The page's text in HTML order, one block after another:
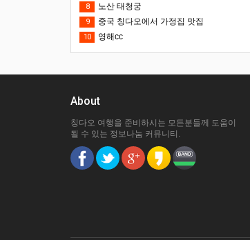
8 노산 태청궁
9 중국 칭다오에서 가정집 맛집
10 영해cc
About
칭다오 여행을 준비하시는 모든분들께 도움이
될 수 있는 정보나눔 커뮤니티.